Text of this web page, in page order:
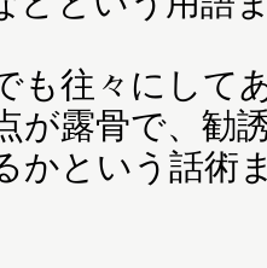
も往々にして
が露骨で、勧
かという話術